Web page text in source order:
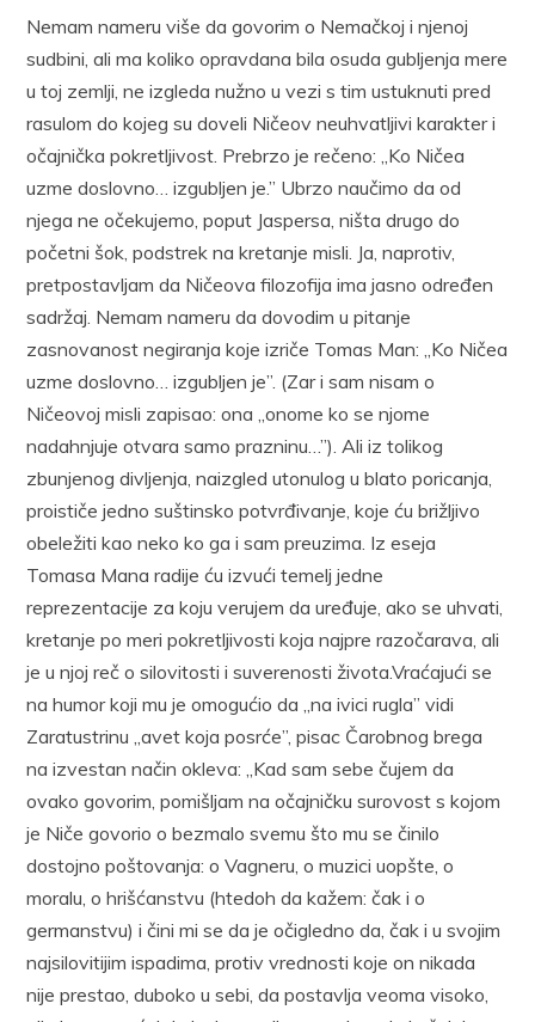
Nemam nameru više da govorim o Nemačkoj i njenoj
sudbini, ali ma koliko opravdana bila osuda gubljenja mere
u toj zemlji, ne izgleda nužno u vezi s tim ustuknuti pred
rasulom do kojeg su doveli Ničeov neuhvatljivi karakter i
očajnička pokretljivost. Prebrzo je rečeno: „Ko Ničea
uzme doslovno… izgubljen je.” Ubrzo naučimo da od
njega ne očekujemo, poput Jaspersa, ništa drugo do
početni šok, podstrek na kretanje misli. Ja, naprotiv,
pretpostavljam da Ničeova filozofija ima jasno određen
sadržaj. Nemam nameru da dovodim u pitanje
zasnovanost negiranja koje izriče Tomas Man: „Ko Ničea
uzme doslovno… izgubljen je”. (Zar i sam nisam o
Ničeovoj misli zapisao: ona „onome ko se njome
nadahnjuje otvara samo prazninu…”). Ali iz tolikog
zbunjenog divljenja, naizgled utonulog u blato poricanja,
proističe jedno suštinsko potvrđivanje, koje ću brižljivo
obeležiti kao neko ko ga i sam preuzima. Iz eseja
Tomasa Mana radije ću izvući temelj jedne
reprezentacije za koju verujem da uređuje, ako se uhvati,
kretanje po meri pokretljivosti koja najpre razočarava, ali
je u njoj reč o silovitosti i suverenosti života.Vraćajući se
na humor koji mu je omogućio da „na ivici rugla” vidi
Zaratustrinu „avet koja posrće”, pisac Čarobnog brega
na izvestan način okleva: „Kad sam sebe čujem da
ovako govorim, pomišljam na očajničku surovost s kojom
je Niče govorio o bezmalo svemu što mu se činilo
dostojno poštovanja: o Vagneru, o muzici uopšte, o
moralu, o hrišćanstvu (htedoh da kažem: čak i o
germanstvu) i čini mi se da je očigledno da, čak i u svojim
najsilovitijim ispadima, protiv vrednosti koje on nikada
nije prestao, duboko u sebi, da postavlja veoma visoko,